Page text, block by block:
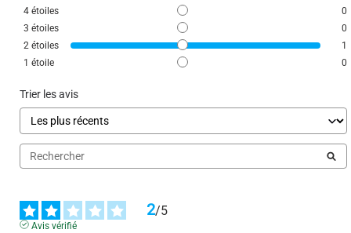
La parure est en coton 57 fils, elle est fabriquée en
EUROPE. Vous pouvez contacter le service client à
contact@alpesblanc.fr pour faire un retour si le
produit ne vous convient pas.
bonne réception.
Cordialement
Stéphanie
4 étoiles
0
3 étoiles
0
2 étoiles
1
1 étoile 0
Trier les avis
2/5
Avis vérifié